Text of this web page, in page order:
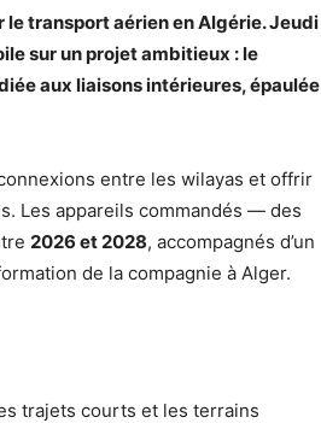
le transport aérien en Algérie. Jeudi
sur un projet ambitieux : le
aux liaisons intérieures, épaulée
entre les wilayas et offrir
Les appareils commandés — des
2026 et 2028, accompagnés d’un
de la compagnie à Alger.
trajets courts et les terrains